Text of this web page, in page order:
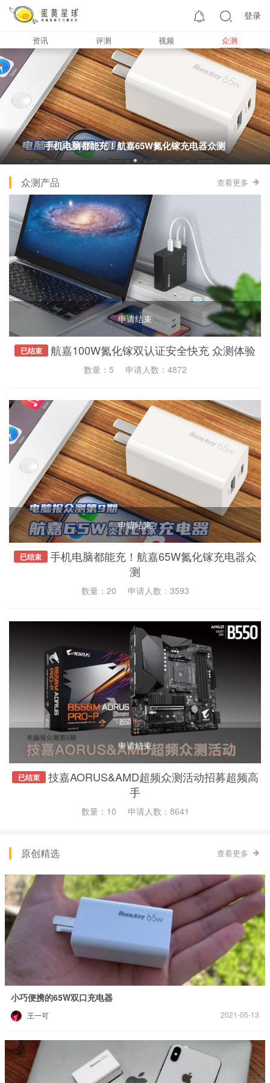
登录
资讯 评测 视频 众测
手机电脑都能充！航嘉65W氮化镓充电器众测
众测产品 查看更多
申请结束
已结束 航嘉100W氮化镓双认证安全快充 众测体验
数量：5 申请人数：4872
申请结束
已结束
手机电脑都能充！航嘉65W氮化镓充电器众
测
数量：20 申请人数：3593
申请结束
已结束
技嘉AORUS&AMD超频众测活动招募超频高
手
数量：10 申请人数：8641
原创精选 查看更多
小巧便携的65W双口充电器
王一可 2021-05-13